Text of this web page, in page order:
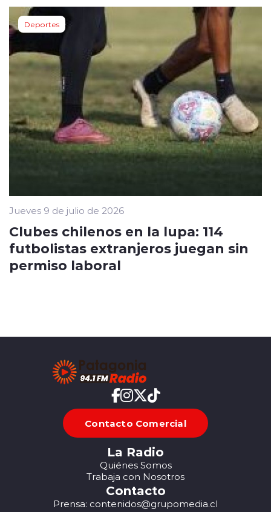
Deportes
Jueves 9 de julio de 2026
Clubes chilenos en la lupa: 114
futbolistas extranjeros juegan sin
permiso laboral
Contacto Comercial
La Radio
Quiénes Somos
Trabaja con Nosotros
Contacto
Prensa: contenidos@grupomedia.cl